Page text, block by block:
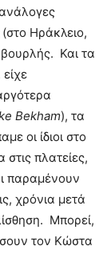
Ηράκλειο,
Και τα
Bekham), τα
οι ίδιοι στο
πλατείες,
παραμένουν
χρόνια μετά
Μπορεί,
τον Κώστα